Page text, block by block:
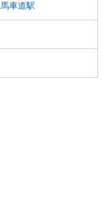
馬車道駅